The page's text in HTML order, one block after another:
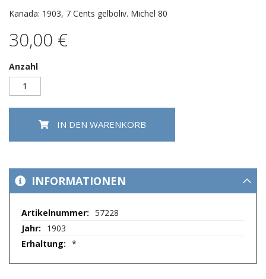
Kanada: 1903, 7 Cents gelboliv. Michel 80
30,00 €
Anzahl
IN DEN WARENKORB
INFORMATIONEN
Mehr
57228
1903
*